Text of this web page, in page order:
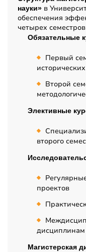
науки» в
обеспечения
четырех
Обязательные
Первый
Второй
Элективные
второго
проектов
дисциплинам
Магистерская